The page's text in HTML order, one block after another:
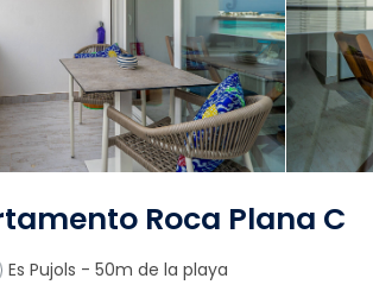
Roca Plana C
Es Pujols - 50m de la playa